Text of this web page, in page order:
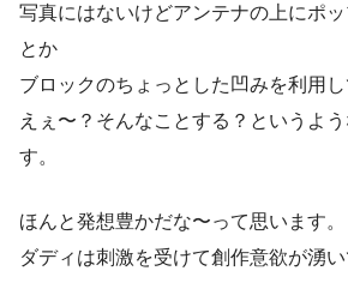
写真にはないけどアンテナの上にポ
とか
ブロックのちょっとした凹みを利用し
えぇ〜？そんなことする？というよ
す。
ほんと発想豊かだな〜って思います。
ダディは刺激を受けて創作意欲が湧